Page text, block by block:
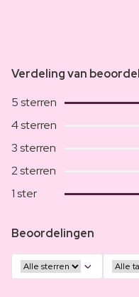
Verdeling van
5 sterren
4 sterren
3 sterren
2 sterren
1 ster
Beoordelingen